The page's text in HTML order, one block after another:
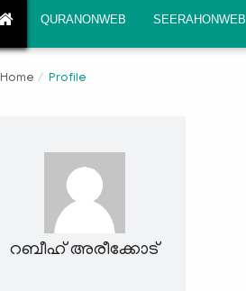
QURANONWEB SEERAHONWEB
Home Profile
റബീഹ് അരീക്കോട്